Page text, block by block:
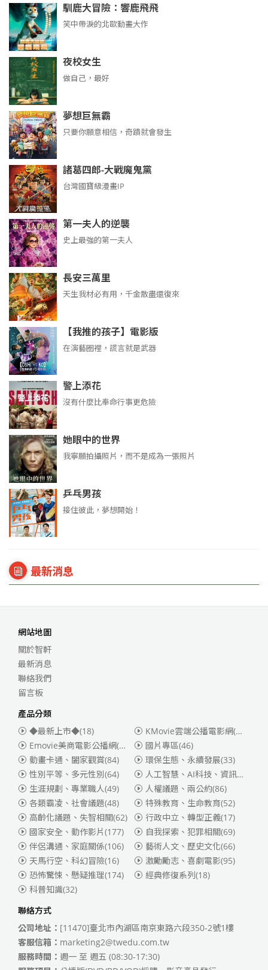
馴鹿大冒險：響鹿飛飛
笑中帶淚的北歐動畫大作
夜校女生
做自己，最好
夢想巨無霸
只要你願意相信，奇蹟就會發生
諸葛四郎-大戰魔鬼黨
台灣國寶級漫畫IP
第一夫人的逆襲
史上最強的第一夫人
長安三萬里
天生我材必有用，千金散盡還復來
【我推的孩子】電影版
在演藝圈裡，謊言就是武器
警上添花
沒有什麼比奉命行事更危險
她眼中的世界
我寧願拍攝照片，而不是成為一張照片
乒乓男孩
接住彼此，夢想開始！
最新消息
網站地圖
關於智軒
最新消息
聯絡我們
留言板
產品分類
◆最新上市◆(18)
KMovie雲端公播電影網(迪士尼、福斯、索尼)
Emovie美商電影公播網(華納)
(186)
國片專區(46)
動畫卡通、闔家觀賞(84) 環保生態、永續發展(33)
性別平等、多元性別(64) 人工智慧、AI科技、資訊安全
生涯規劃、專業職人(49) 人權議題、兩公約(86)
各類霸凌、社會議題(48) 特殊教育、生命教育(52)
高齡化議題、失智相關(62) 行政中立、轉型正義(17)
國家安全、動作影片(177) 自我探索、犯罪相關(69)
伴侶溝通、家庭關係(106) 藝術人文、歷史文化(66)
天馬行空、科幻冒險(16) 激勵勵志、喜劇電影(95)
恐怖驚悚、懸疑推理(174) 經典修復系列(18)
科普知識(32)
聯絡方式
公司地址： [11470]臺北市內湖區南京東路六段350-2號1樓
客服信箱： marketing2@twedu.com.tw
服務時間： 週一 至 週五 (08:30-17:30)